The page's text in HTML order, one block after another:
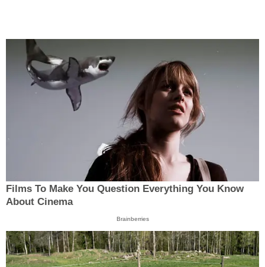
Films To Make You Question Everything You Know
About Cinema
Brainberries